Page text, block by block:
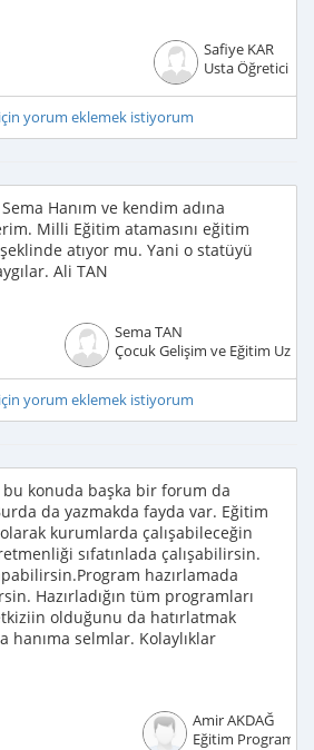
Safiye KAR
Usta Öğretici
yorum eklemek istiyorum
Hanım ve kendim adına
Milli Eğitim atamasını eğitim
şeklinde atıyor mu. Yani o statüyü
Ali TAN
Sema TAN
Çocuk Gelişim ve Eğitim
yorum eklemek istiyorum
konuda başka bir forum da
da yazmakda fayda var. Eğitim
olarak kurumlarda çalışabileceğin
sıfatınlada çalışabilirsin.
hazırlamada
Hazırladığın tüm programları
olduğunu da hatırlatmak
hanıma selmlar. Kolaylıklar
Amir AKDAĞ
Eğitim Programcısı